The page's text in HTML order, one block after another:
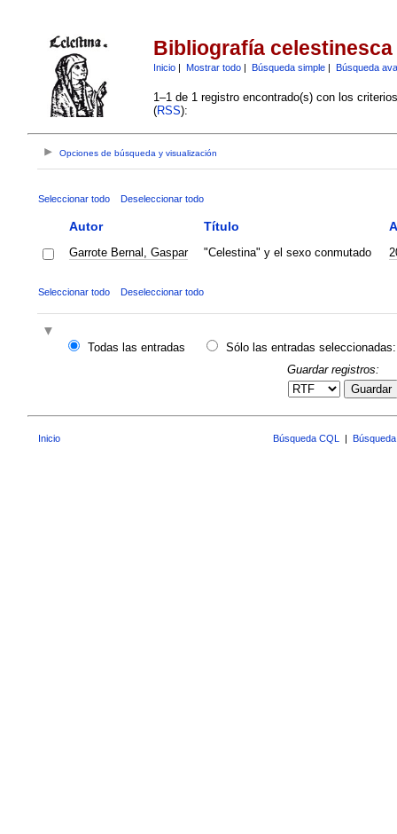
Bibliografía celestinesca
Inicio| Mostrar todo| Búsqueda simple| Búsqueda
1–1 de 1 registro encontrado(s) con los
(RSS):
Opciones de búsqueda y visualización
Seleccionar todo Deseleccionar todo
Autor Título
Garrote Bernal, Gaspar "Celestina" y el sexo conmutado
Seleccionar todo Deseleccionar todo
Todas las entradas
Sólo las entradas seleccionadas:
Guardar registros:
Guardar
Inicio Búsqueda CQL